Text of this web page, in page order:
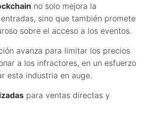
no solo mejora la
sino que también promete
sobre el acceso a los eventos.
avanza para limitar los precios
a los infractores, en un esfuerzo
esta industria en auge.
para ventas directas y